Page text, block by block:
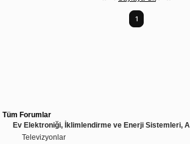
1
Tüm Forumlar
Ev Elektroniği, İklimlendirme ve Enerji Sistemleri,
Televizyonlar